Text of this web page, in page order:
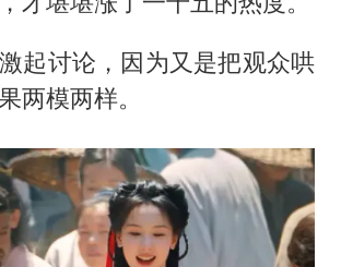
起讨论，因为又是把观众哄
两模两样。